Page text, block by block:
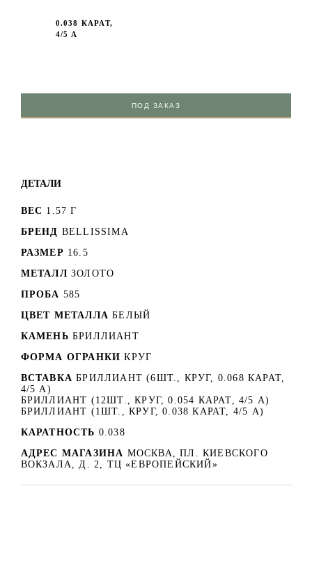
0.038 КАРАТ,
4/5 А
ПОД ЗАКАЗ
ДЕТАЛИ
ВЕС 1.57 Г
БРЕНД BELLISSIMA
РАЗМЕР 16.5
МЕТАЛЛ ЗОЛОТО
ПРОБА 585
ЦВЕТ МЕТАЛЛА БЕЛЫЙ
КАМЕНЬ БРИЛЛИАНТ
ФОРМА ОГРАНКИ КРУГ
ВСТАВКА БРИЛЛИАНТ (6ШТ., КРУГ, 0.068 КАРАТ,
4/5 А)
БРИЛЛИАНТ (12ШТ., КРУГ, 0.054 КАРАТ, 4/5 А)
БРИЛЛИАНТ (1ШТ., КРУГ, 0.038 КАРАТ, 4/5 А)
КАРАТНОСТЬ 0.038
АДРЕС МАГАЗИНА МОСКВА, ПЛ. КИЕВСКОГО
ВОКЗАЛА, Д. 2, ТЦ «ЕВРОПЕЙСКИЙ»